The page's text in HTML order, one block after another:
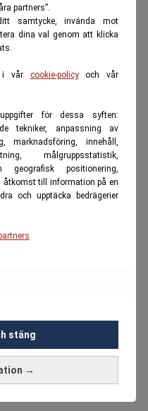
partners”.
samtycke, invända mot
dina val genom att klicka
i vår cookie-policyoch vår
för dessa syften:
tekniker, anpassning av
marknadsföring, innehåll,
målgruppsstatistik,
geografisk positionering,
åtkomst till information på en
och upptäcka bedrägerier
→
stäng